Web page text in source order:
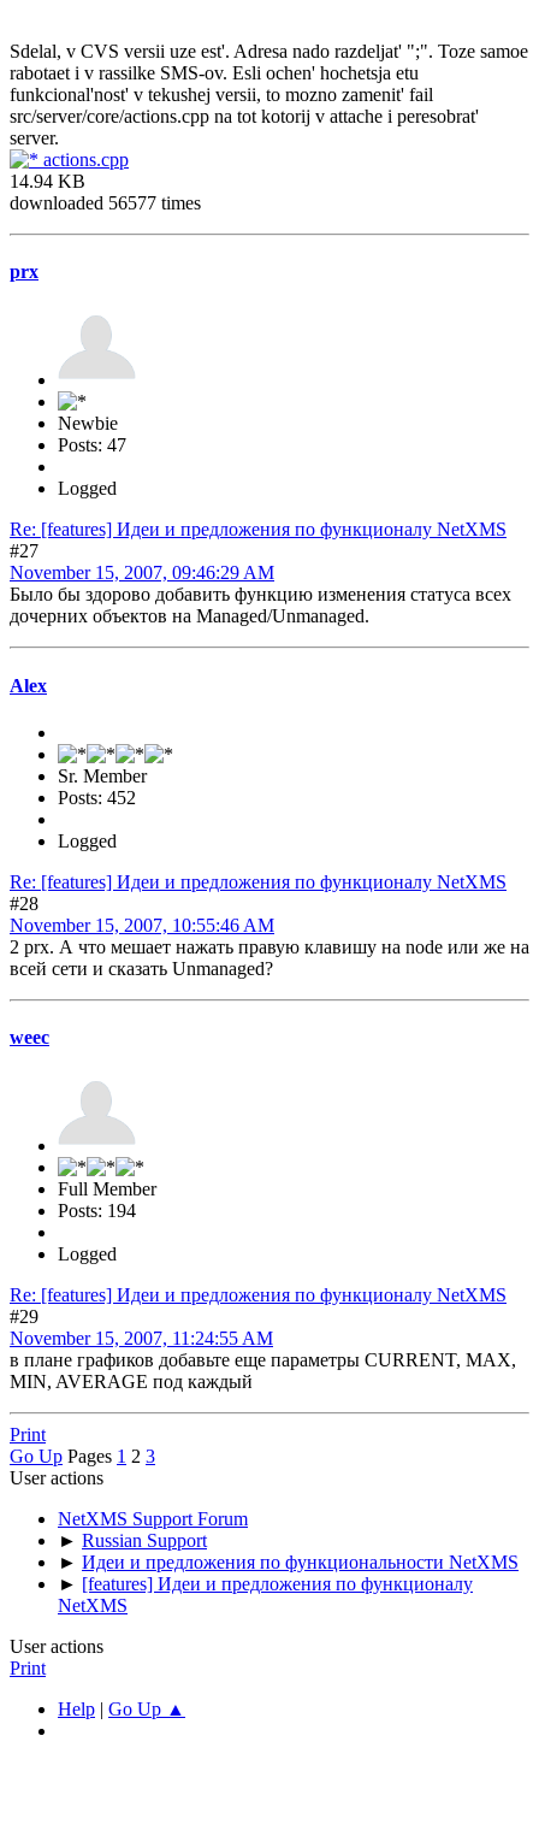
Sdelal, v CVS versii uze est'. Adresa nado razdeljat' ";". Toze samoe
rabotaet i v rassilke SMS-ov. Esli ochen' hochetsja etu
funkcional'nost' v tekushej versii, to mozno zamenit' fail
src/server/core/actions.cpp na tot kotorij v attache i peresobrat'
server.
actions.cpp
14.94 KB
downloaded 56577 times
prx
Newbie
Posts: 47
Logged
Re: [features] Идеи и предложения по функционалу NetXMS
#27
November 15, 2007, 09:46:29 AM
Было бы здорово добавить функцию изменения статуса всех
дочерних объектов на Managed/Unmanaged.
Alex
Sr. Member
Posts: 452
Logged
Re: [features] Идеи и предложения по функционалу NetXMS
#28
November 15, 2007, 10:55:46 AM
2 prx. А что мешает нажать правую клавишу на node или же на
всей сети и сказать Unmanaged?
weec
Full Member
Posts: 194
Logged
Re: [features] Идеи и предложения по функционалу NetXMS
#29
November 15, 2007, 11:24:55 AM
в плане графиков добавьте еще параметры CURRENT, MAX,
MIN, AVERAGE под каждый
Print
Go Up Pages 1 2 3
User actions
NetXMS Support Forum
► Russian Support
► Идеи и предложения по функциональности NetXMS
► [features] Идеи и предложения по функционалу
NetXMS
User actions
Print
Help
Go Up ▲